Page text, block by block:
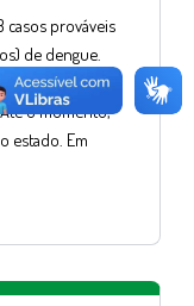
casos prováveis
de dengue.
para a
o momento,
estado. Em